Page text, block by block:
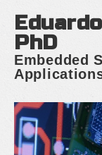
PhD
Embedded